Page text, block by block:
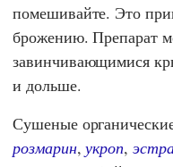
помешивайте. Это
брожению. Препарат
завинчивающимися
и дольше.
Сушеные
розмарин,укроп,